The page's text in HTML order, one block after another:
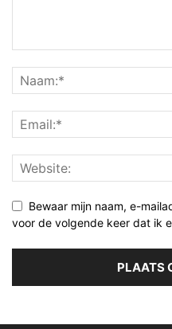
Bewaar mijn naam, e-
voor de volgende keer dat ik